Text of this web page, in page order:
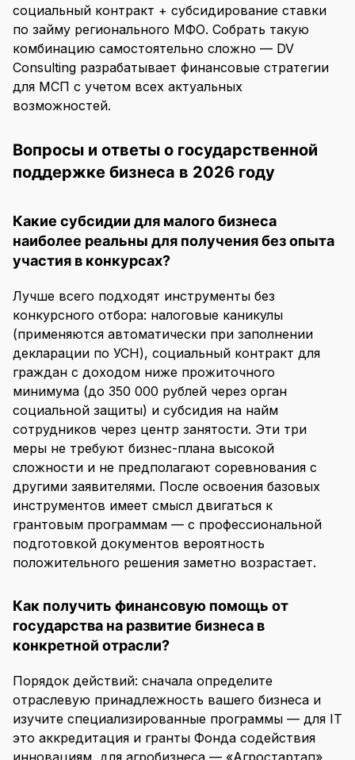
социальный контракт + субсидирование ставки
по займу регионального МФО. Собрать такую
комбинацию самостоятельно сложно — DV
Consulting разрабатывает финансовые стратегии
для МСП с учетом всех актуальных
возможностей.
Вопросы и ответы о государственной
поддержке бизнеса в 2026 году
Какие субсидии для малого бизнеса
наиболее реальны для получения без опыта
участия в конкурсах?
Лучше всего подходят инструменты без
конкурсного отбора: налоговые каникулы
(применяются автоматически при заполнении
декларации по УСН), социальный контракт для
граждан с доходом ниже прожиточного
минимума (до 350 000 рублей через орган
социальной защиты) и субсидия на найм
сотрудников через центр занятости. Эти три
меры не требуют бизнес-плана высокой
сложности и не предполагают соревнования с
другими заявителями. После освоения базовых
инструментов имеет смысл двигаться к
грантовым программам — с профессиональной
подготовкой документов вероятность
положительного решения заметно возрастает.
Как получить финансовую помощь от
государства на развитие бизнеса в
конкретной отрасли?
Порядок действий: сначала определите
отраслевую принадлежность вашего бизнеса и
изучите специализированные программы — для IT
это аккредитация и гранты Фонда содействия
инновациям, для агробизнеса — «Агростартап»,